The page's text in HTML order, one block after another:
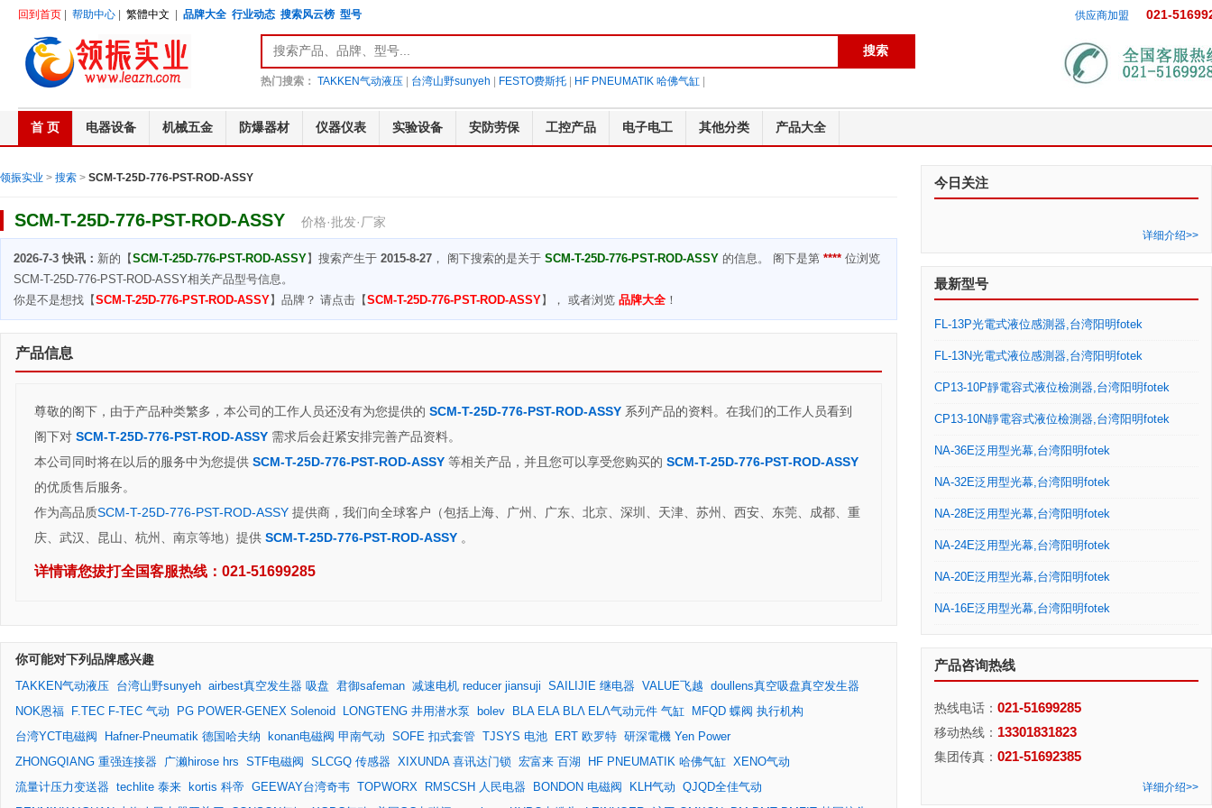
回到首页 帮助中心 繁體中文 品牌大全 行业动态 搜索风云榜 型号 供应商加盟 021-
热门搜索： TAKKEN气动液压| 台湾山野sunyeh FESTO费斯托| HF PNEUMATIK 哈佛气缸|
首 页 电器设备 机械五金 防爆器材 仪器仪表 实验设备 安防劳保 工控产品 电子电工 其他分类 产品大全
领振实业 > 搜索 > SCM-T-25D-776-PST-ROD-ASSY
SCM-T-25D-776-PST-ROD-ASSY 价格·批发·厂家
2026-7-3 快讯： 新的【SCM-T-25D-776-PST-ROD-ASSY】搜索产生于 2015-8-27 ， 阁下搜索的是关于 SCM-T-25D-776-PST-ROD-ASSY 的信息。 阁下是第 **** 位浏览
SCM-T-25D-776-PST-ROD-ASSY相关产品型号信息。
你是不是想找【SCM-T-25D-776-PST-ROD-ASSY】品牌？ 请点击【SCM-T-25D-776-PST-ROD-ASSY】， 或者浏览 品牌大全 ！
产品信息
尊敬的阁下，由于产品种类繁多，本公司的工作人员还没有为您提供的 SCM-T-25D-776-PST-ROD-ASSY 系列产品的资料。在我们的工作人员看到
阁下对 SCM-T-25D-776-PST-ROD-ASSY 需求后会赶紧安排完善产品资料。
本公司同时将在以后的服务中为您提供 SCM-T-25D-776-PST-ROD-ASSY 等相关产品，并且您可以享受您购买的 SCM-T-25D-776-PST-ROD-ASSY
的优质售后服务。
作为高品质SCM-T-25D-776-PST-ROD-ASSY 提供商，我们向全球客户（包括上海、广州、广东、北京、深圳、天津、苏州、西安、东莞、成都、重
庆、武汉、昆山、杭州、南京等地）提供 SCM-T-25D-776-PST-ROD-ASSY 。
详情请您拔打全国客服热线： 021-51699285
你可能对下列品牌感兴趣
TAKKEN气动液压 台湾山野sunyeh airbest真空发生器 吸盘 君御safeman 减速电机 reducer jiansuji SAILIJIE 继电器 VALUE飞越 doullens真空吸盘真空发生器
NOK恩福
F.TEC F-TEC 气动 PG POWER-GENEX Solenoid LONGTENG 井用潜水泵 bolev BLA ELA BLΛ ELΛ气动元件 气缸
MFQD 蝶阀 执行机构
台湾YCT电磁阀
Hafner-Pneumatik 德国哈夫纳 konan电磁阀 甲南气动 SOFE 扣式套管 TJSYS 电池 ERT 欧罗特 研深電機 Yen Power
ZHONGQIANG 重强连接器 广濑hirose hrs STF电磁阀 SLCGQ 传感器 XIXUNDA 喜讯达门锁 宏富来 百湖 HF PNEUMATIK 哈佛气缸 XENO气动
流量计压力变送器 techlite 泰来 kortis 科帝 GEEWAY台湾奇韦 TOPWORX RMSCSH 人民电器 BONDON 电磁阀 KLH气动 QJQD全佳气动
今日关注
详细介绍>>
最新型号
FL-13P光電式液位感測器,台湾阳明fotek
FL-13N光電式液位感測器,台湾阳明fotek
CP13-10P靜電容式液位檢測器,台湾阳明fotek
CP13-10N靜電容式液位檢測器,台湾阳明fotek
NA-36E泛用型光幕,台湾阳明fotek
NA-32E泛用型光幕,台湾阳明fotek
NA-28E泛用型光幕,台湾阳明fotek
NA-24E泛用型光幕,台湾阳明fotek
NA-20E泛用型光幕,台湾阳明fotek
NA-16E泛用型光幕,台湾阳明fotek
产品咨询热线
热线电话：021-51699285
移动热线： 13301831823
集团传真：021-51692385
详细介绍>>